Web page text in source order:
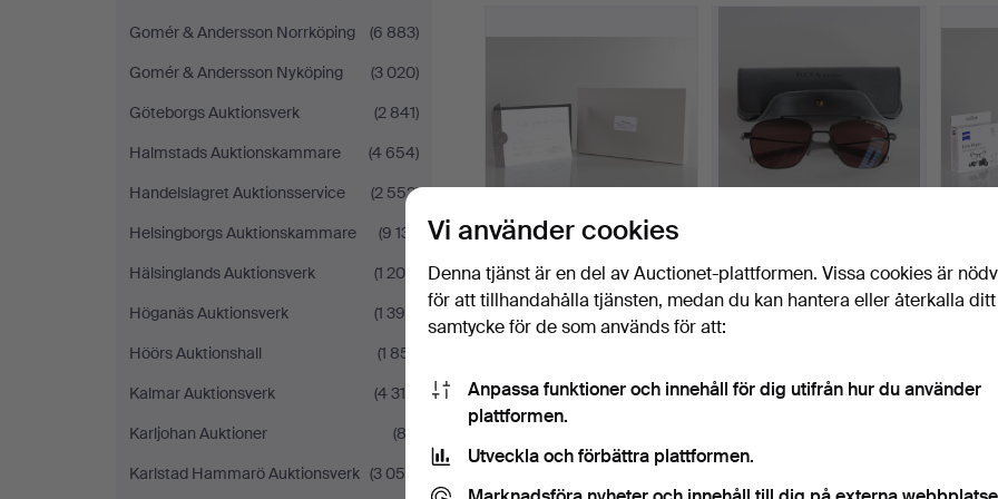
Gomér & Andersson Norrköping
(6 883)
Gomér & Andersson Nyköping
(3 020)
Göteborgs Auktionsverk
(2 841)
Halmstads Auktionskammare
(4 654)
Handelslagret Auktionsservice
(2 552)
Helsingborgs Auktionskammare
(9 131)
Hälsinglands Auktionsverk
(1 208)
Höganäs Auktionsverk
(1 390)
Höörs Auktionshall
(1 851)
Kalmar Auktionsverk
(4 318)
Karljohan Auktioner
(82)
Karlstad Hammarö Auktionsverk (3 054)
BROGAARD GAVEKORT.
Välgörenhetsauktion för…
441 USD
SOLBRILLER.
155 USD
AT
Vi använder cookies
Denna tjänst är en del av Auctionet-plattformen. Vissa cookies är
för att tillhandahålla tjänsten, medan du kan hantera eller återkalla ditt
samtycke för de som används för att:
Anpassa funktioner och innehåll för dig utifrån hur du använder
plattformen.
Utveckla och förbättra plattformen.